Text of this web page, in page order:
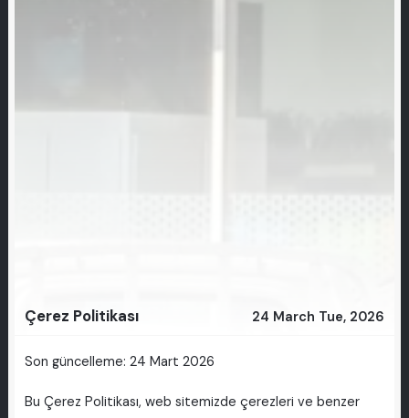
Çerez Politikası 24 March Tue, 2026
Son güncelleme: 24 Mart 2026
Bu Çerez Politikası, web sitemizde çerezleri ve benzer